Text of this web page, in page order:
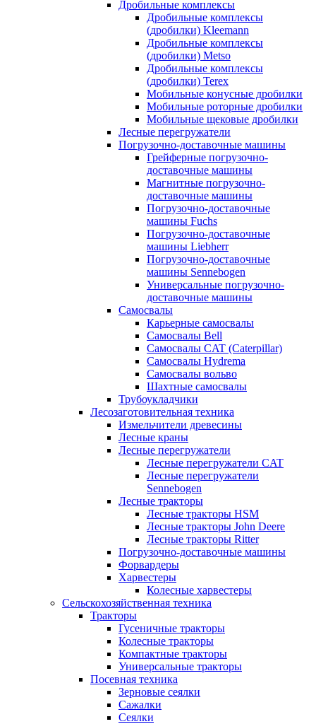
Дробильные комплексы
Дробильные комплексы
(дробилки) Kleemann
Дробильные комплексы
(дробилки) Metso
Дробильные комплексы
(дробилки) Terex
Мобильные конусные дробилки
Мобильные роторные дробилки
Мобильные щековые дробилки
Лесные перегружатели
Погрузочно-доставочные машины
Грейферные погрузочно-
доставочные машины
Магнитные погрузочно-
доставочные машины
Погрузочно-доставочные
машины Fuchs
Погрузочно-доставочные
машины Liebherr
Погрузочно-доставочные
машины Sennebogen
Универсальные погрузочно-
доставочные машины
Самосвалы
Карьерные самосвалы
Самосвалы Bell
Самосвалы CAT (Caterpillar)
Самосвалы Hydrema
Самосвалы вольво
Шахтные самосвалы
Трубоукладчики
Лесозаготовительная техника
Измельчители древесины
Лесные краны
Лесные перегружатели
Лесные перегружатели CAT
Лесные перегружатели
Sennebogen
Лесные тракторы
Лесные тракторы HSM
Лесные тракторы John Deere
Лесные тракторы Ritter
Погрузочно-доставочные машины
Форвардеры
Харвестеры
Колесные харвестеры
Сельскохозяйственная техника
Тракторы
Гусеничные тракторы
Колесные тракторы
Компактные тракторы
Универсальные тракторы
Посевная техника
Зерновые сеялки
Сажалки
Сеялки